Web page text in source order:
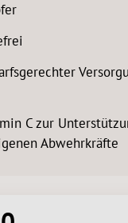
C zur
Abwehrkräfte